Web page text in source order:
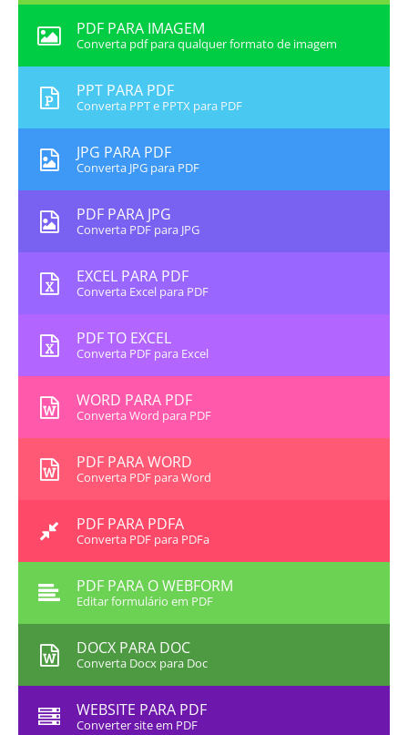
PDF PARA IMAGEM
Converta pdf para qualquer formato de imagem
PPT PARA PDF
Converta PPT e PPTX para PDF
JPG PARA PDF
Converta JPG para PDF
PDF PARA JPG
Converta PDF para JPG
EXCEL PARA PDF
Converta Excel para PDF
PDF TO EXCEL
Converta PDF para Excel
WORD PARA PDF
Converta Word para PDF
PDF PARA WORD
Converta PDF para Word
PDF PARA PDFA
Converta PDF para PDFa
PDF PARA O WEBFORM
Editar formulário em PDF
DOCX PARA DOC
Converta Docx para Doc
WEBSITE PARA PDF
Converter site em PDF